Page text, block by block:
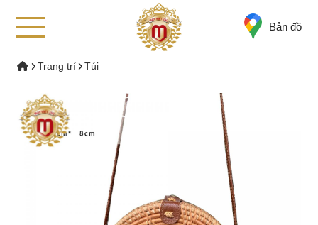
Bản đồ
Trang trí Túi